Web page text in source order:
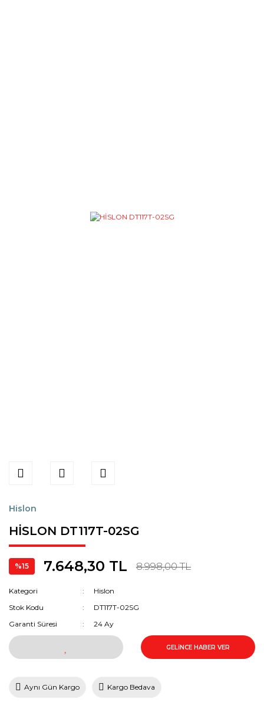
Hislon
HİSLON DT117T-02SG
%15 7.648,30 TL 8.998,00 TL
Kategori
Hislon
Stok Kodu
DT117T-02SG
Garanti Süresi
24 Ay
GELİNCE HABER VER
Aynı Gün Kargo Kargo Bedava